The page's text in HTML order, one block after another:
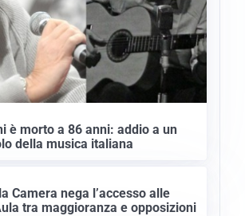
è morto a 86 anni: addio a un
della musica italiana
Camera nega l’accesso alle
tra maggioranza e opposizioni